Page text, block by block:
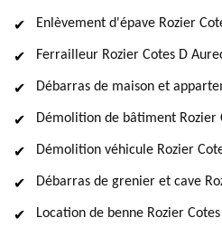
Enlèvement d'épave Rozier
Ferrailleur Rozier Cotes D
Débarras de maison et
Démolition de bâtiment Rozier
Démolition véhicule Rozier
Débarras de grenier et cave
Location de benne Rozier